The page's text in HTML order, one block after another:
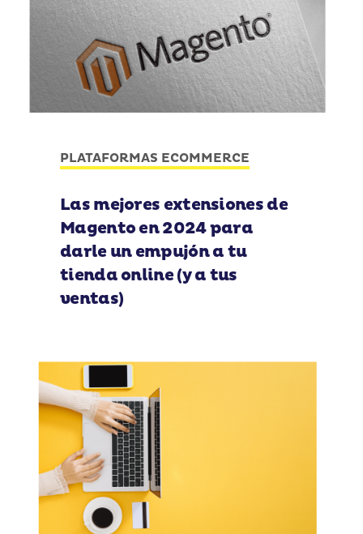
PLATAFORMAS ECOMMERCE
Las mejores extensiones de
Magento en 2024 para
darle un empujón a tu
tienda online (y a tus
ventas)